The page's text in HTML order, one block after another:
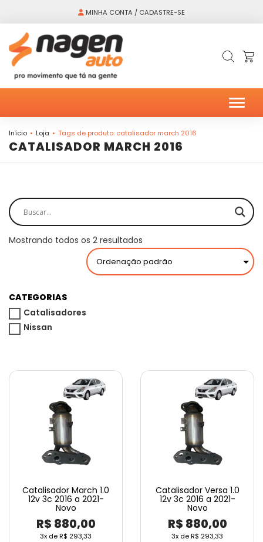
MINHA CONTA / CADASTRE-SE
Início Loja Tags de produto: catalisador march 2016
CATALISADOR MARCH 2016
Mostrando todos os 2 resultados
CATEGORIAS
Catalisadores
Nissan
Catalisador March 1.0
12v 3c 2016 a 2021-
Novo
R$ 880,00
3x deR$ 293,33
Catalisador Versa 1.0
12v 3c 2016 a 2021-
Novo
R$ 880,00
3x deR$ 293,33